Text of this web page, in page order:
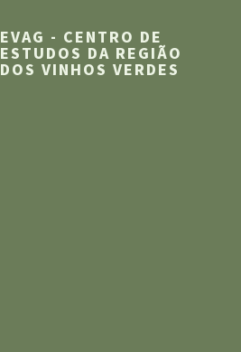
EVAG - CENTRO DE
ESTUDOS DA REGIÃO
DOS VINHOS VERDES